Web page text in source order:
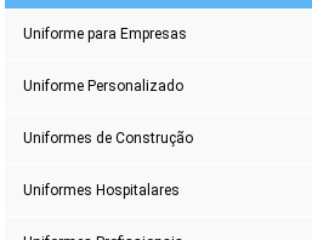
Uniforme para Empresas
Uniforme Personalizado
Uniformes de Construção
Uniformes Hospitalares